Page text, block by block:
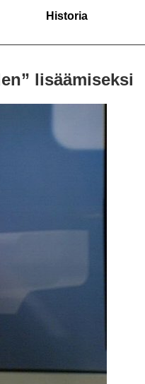
Historia
lisäämiseksi